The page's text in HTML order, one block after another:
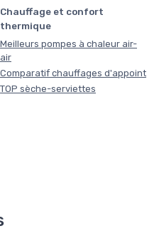
Chauffage et confort
thermique
Meilleurs pompes à chaleur air-
air
Comparatif chauffages d'appoint
TOP sèche-serviettes